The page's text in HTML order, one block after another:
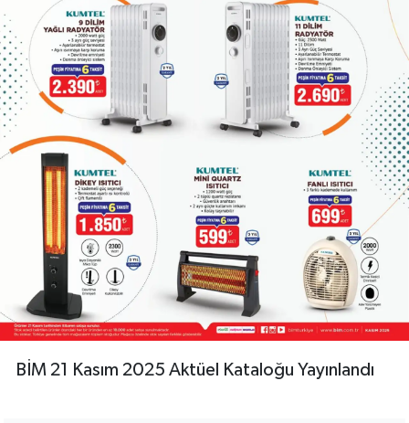
BİM 21 Kasım 2025 Aktüel Kataloğu Yayınlandı